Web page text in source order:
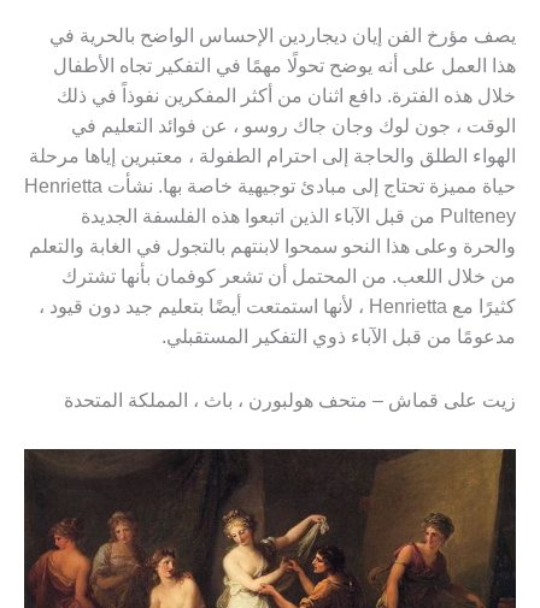
يصف مؤرخ الفن إيان ديجاردين الإحساس الواضح بالحرية في
هذا العمل على أنه يوضح تحولًا مهمًا في التفكير تجاه الأطفال
خلال هذه الفترة. دافع اثنان من أكثر المفكرين نفوذاً في ذلك
الوقت ، جون لوك وجان جاك روسو ، عن فوائد التعليم في
الهواء الطلق والحاجة إلى احترام الطفولة ، معتبرين إياها مرحلة
حياة مميزة تحتاج إلى مبادئ توجيهية خاصة بها. نشأت Henrietta
Pulteney من قبل الآباء الذين اتبعوا هذه الفلسفة الجديدة
والحرة وعلى هذا النحو سمحوا لابنتهم بالتجول في الغابة والتعلم
من خلال اللعب. من المحتمل أن تشعر كوفمان بأنها تشترك
كثيرًا مع Henrietta ، لأنها استمتعت أيضًا بتعليم جيد دون قيود ،
مدعومًا من قبل الآباء ذوي التفكير المستقبلي.
زيت على قماش – متحف هولبورن ، باث ، المملكة المتحدة